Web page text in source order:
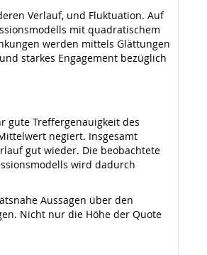
Verlauf, und Fluktuation. Auf
mit quadratischem
werden mittels Glättungen
starkes Engagement bezüglich
gute Treffergenauigkeit des
negiert. Insgesamt
gut wieder. Die beobachtete
wird dadurch
Aussagen über den
Nicht nur die Höhe der Quote